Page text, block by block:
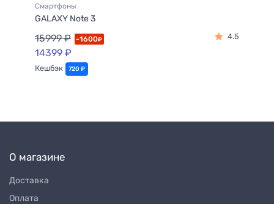
Смартфоны
GALAXY Note 3
15999 ₽ -1600₽
14399 ₽
4.5
Кешбэк 720 ₽
О магазине
Доставка
Оплата